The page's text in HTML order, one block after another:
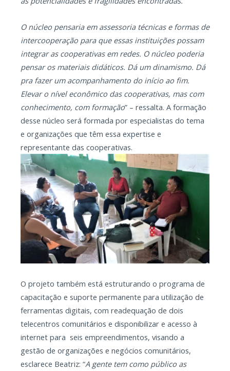
O núcleo pensaria em assessoria técnicas e formas de
intercooperação para que essas instituições possam
integrar as cooperativas em redes. O núcleo poderia
pensar os materiais didáticos. Dá um dinamismo. Dá
pra fazer um acompanhamento do início ao fim.
Elevar o nível econômico das cooperativas, mas com
conhecimento, com formação” – ressalta. A formação
desse núcleo será formada por especialistas do tema
e organizações que têm essa expertise e
representante das cooperativas.
O projeto também está estruturando o programa de
capacitação e suporte permanente para utilização de
ferramentas digitais, com readequação de dois
telecentros comunitários e disponibilizar e acesso à
internet para seis empreendimentos, visando a
gestão de organizações e negócios comunitários,
esclarece Beatriz: “A gente tem como público as